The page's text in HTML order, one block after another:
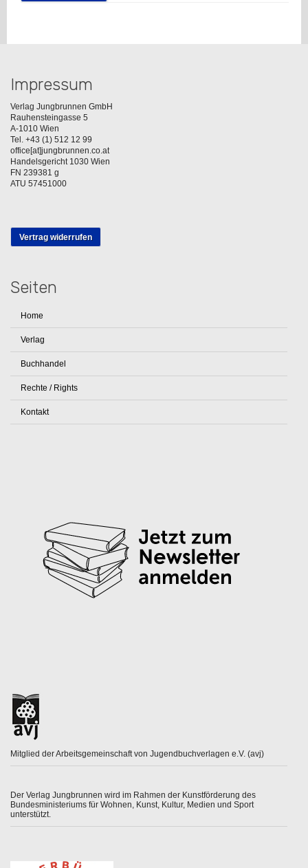
Impressum
Verlag Jungbrunnen GmbH
Rauhensteingasse 5
A-1010 Wien
Tel. +43 (1) 512 12 99
office[at]jungbrunnen.co.at
Handelsgericht 1030 Wien
FN 239381 g
ATU 57451000
Vertrag widerrufen
Seiten
Home
Verlag
Buchhandel
Rechte / Rights
Kontakt
Mitglied der Arbeitsgemeinschaft von Jugendbuchverlagen e.V. (avj)
Der Verlag Jungbrunnen wird im Rahmen der Kunstförderung des
Bundesministeriums für Wohnen, Kunst, Kultur, Medien und Sport
unterstützt.